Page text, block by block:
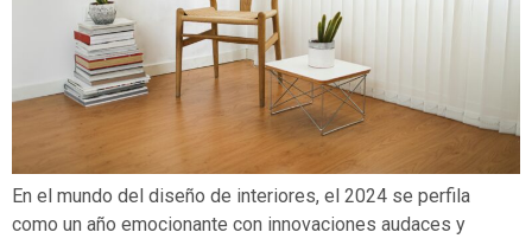
En el mundo del diseño de interiores, el 2024 se perfila
como un año emocionante con innovaciones audaces y